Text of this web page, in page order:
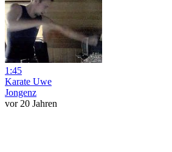
1:45
Karate Uwe
Jongenz
vor 20 Jahren